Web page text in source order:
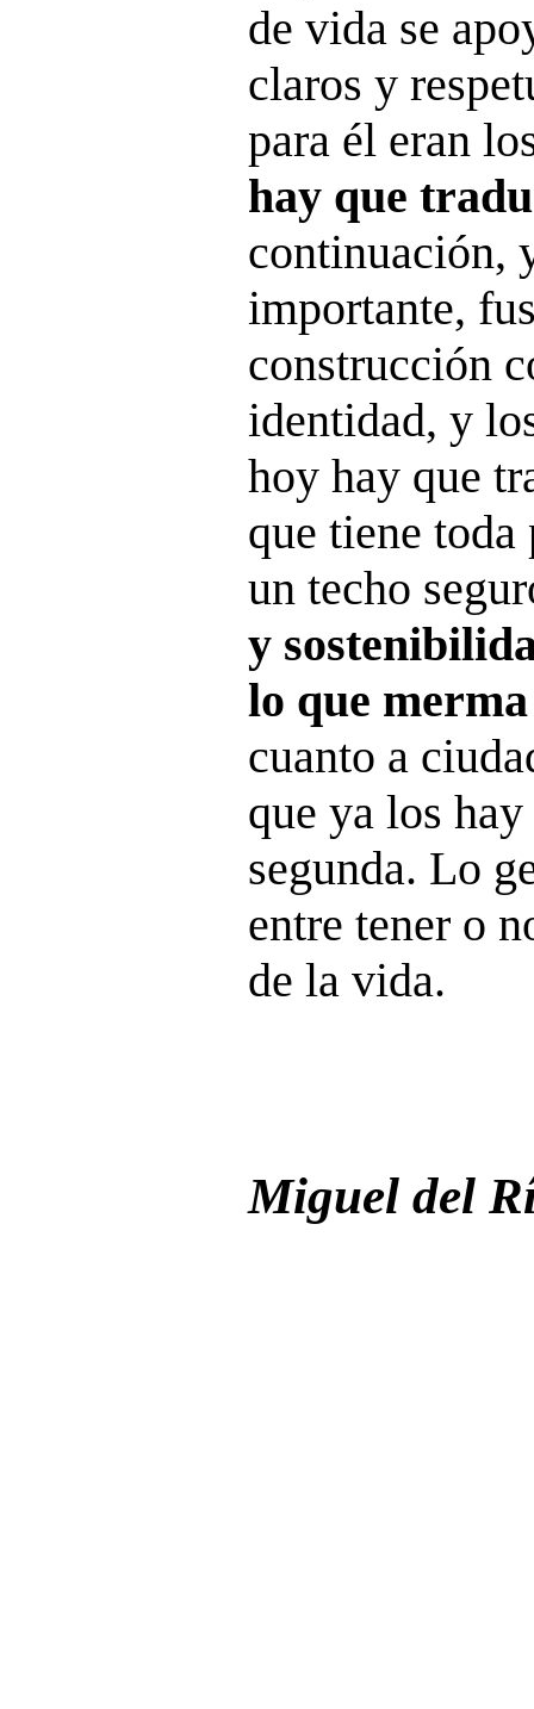
de vida se
claros y
para él eran
hay que
continuación,
importante,
construcción
identidad, y
hoy hay que
que tiene
un techo
y
lo que
cuanto a
que ya los
segunda. Lo
entre tener o
de la vida.
Miguel del